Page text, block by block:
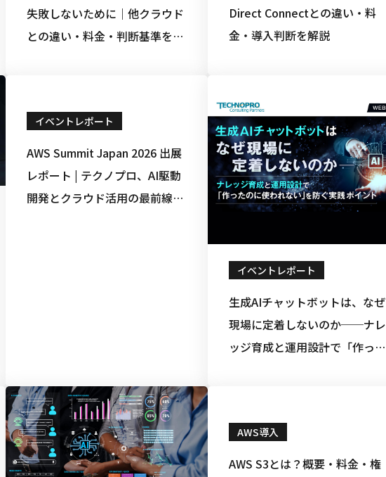
失敗しないために｜他クラウド
との違い・料金・判断基準を整
Direct Connectとの違い・料
金・導入判断を解説
イベントレポート
AWS Summit Japan 2026 出展
レポート | テクノプロ、AI駆動
開発とクラウド活用の最前線に
イベントレポート
生成AIチャットボットは、なぜ
現場に定着しないのか──ナレ
ッジ育成と運用設計で「作った
AWS導入
AWS S3とは？概要・料金・権